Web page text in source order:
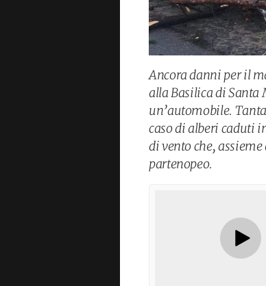
Ancora danni per il
alla Basilica di Santa
un’automobile.
caso di alberi caduti
di vento che,
partenopeo.